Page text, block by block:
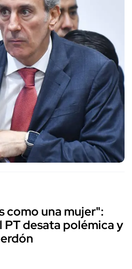
como una mujer":
desata polémica y